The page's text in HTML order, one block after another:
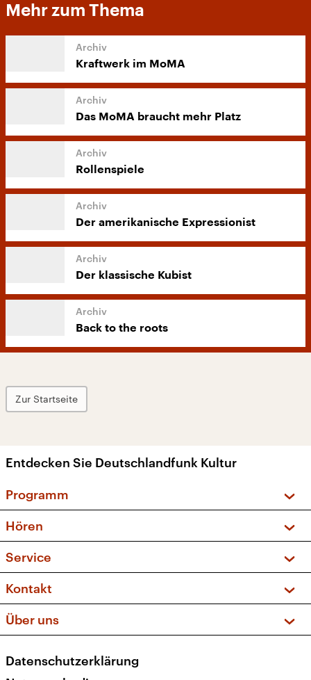
Mehr zum Thema
Kraftwerk im MoMA
Das MoMA braucht mehr Platz
Rollenspiele
Der amerikanische Expressionist
Der klassische Kubist
Back to the roots
Zur Startseite
Entdecken Sie Deutschlandfunk Kultur
Programm
Sendungen und Podcasts
Musikliste
Kakadu – Das Kinderprogramm
Hören
Frequenzen (UKW + DAB+)
Service
FAQ
Apps
Newsletter
Veranstaltungen
Kontakt
Social Media
Über uns
Presse
Datenschutzerklärung